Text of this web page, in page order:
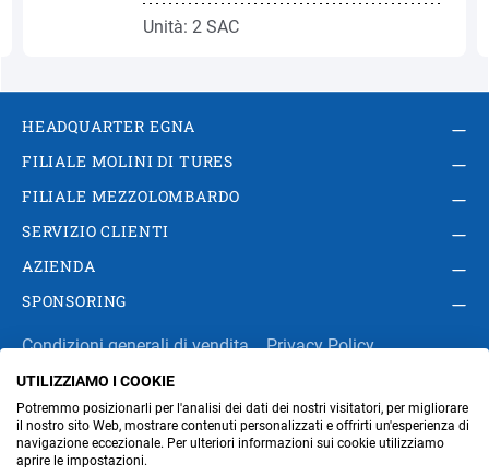
Unità: 2 SAC
HEADQUARTER EGNA
FILIALE MOLINI DI TURES
FILIALE MEZZOLOMBARDO
SERVIZIO CLIENTI
AZIENDA
SPONSORING
Condizioni generali di vendita
Privacy Policy
Impressum
Modifica impostazioni dei cookie
Amministrazione
UTILIZZIAMO I COOKIE
Potremmo posizionarli per l'analisi dei dati dei nostri visitatori, per migliorare
il nostro sito Web, mostrare contenuti personalizzati e offrirti un'esperienza di
navigazione eccezionale. Per ulteriori informazioni sui cookie utilizziamo
aprire le impostazioni.